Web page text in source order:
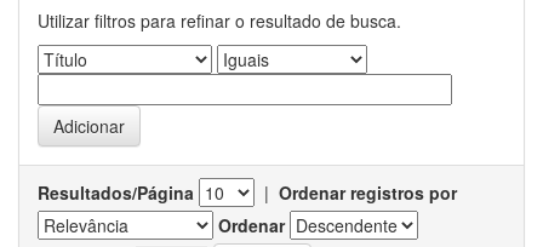
Utilizar filtros para refinar o resultado de busca.
Resultados/Página | Ordenar registros por
Ordenar